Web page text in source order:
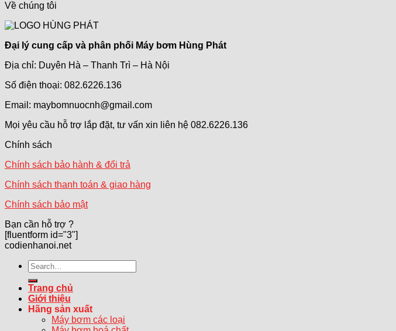
Về chúng tôi
Đại lý cung cấp và phân phối Máy bơm Hùng Phát
Địa chỉ: Duyên Hà – Thanh Trì – Hà Nội
Số điện thoại: 082.6226.136
Email: maybomnuocnh@gmail.com
Mọi yêu cầu hỗ trợ lắp đặt, tư vấn xin liên hệ 082.6226.136
Chính sách
Chính sách bảo hành & đổi trả
Chính sách thanh toán & giao hàng
Chính sách bảo mật
Bạn cần hỗ trợ ?
[fluentform id="3"]
codienhanoi.net
Search
for:
Trang chủ
Giới thiệu
Hãng sản xuất
Máy bơm các loại